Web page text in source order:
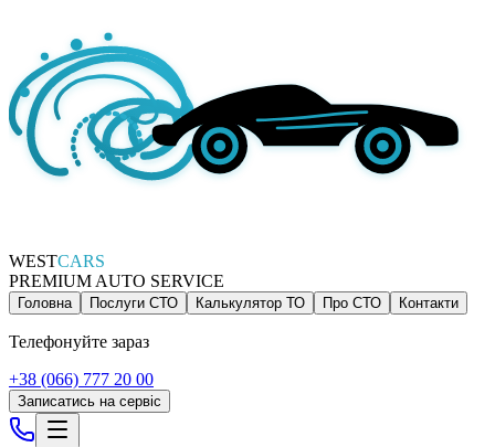
WESTCARS
PREMIUM AUTO SERVICE
Головна Послуги СТО Калькулятор ТО Про СТО Контакти
Телефонуйте зараз
+38 (066) 777 20 00
Записатись на сервіс